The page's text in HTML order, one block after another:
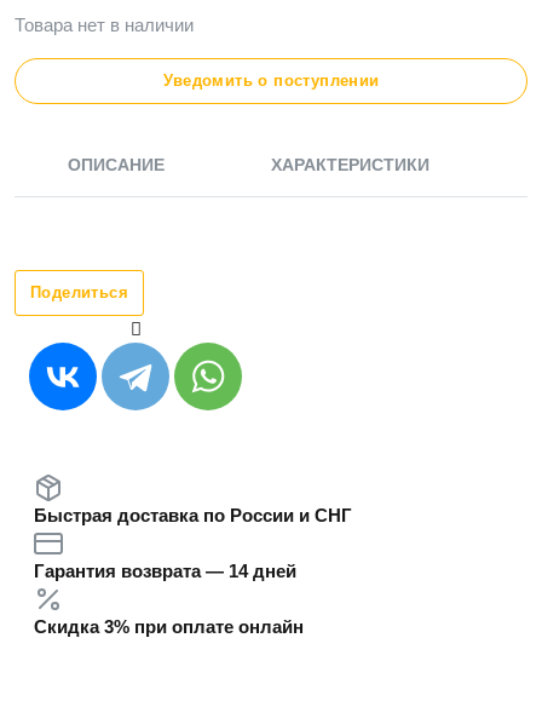
Товара нет в наличии
Уведомить о поступлении
ОПИСАНИЕ ХАРАКТЕРИСТИКИ
Поделиться
Быстрая доставка по России и СНГ
Гарантия возврата — 14 дней
Скидка 3% при оплате онлайн